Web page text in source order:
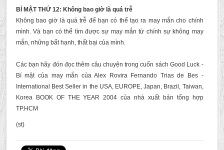
BÍ MẬT THỨ 12: Không bao giờ là quá trễ
Không bao giờ là quá trễ để bạn có thể tạo ra may mắn cho chính
mình. Và bạn có thể tìm được sự may mắn từ chính sự không may
mắn, những bất hạnh, thất bại của mình.
Các bạn hãy đón đọc thêm câu chuyện trong cuốn sách Good Luck -
Bí mật của may mắn của Alex Rovira Fernando Trias de Bes -
International Best Seller in the USA, EUROPE, Japan, Brazil, Taiwan,
Korea BOOK OF THE YEAR 2004 của nhà xuất bản tổng hợp
TP.HCM
(st)